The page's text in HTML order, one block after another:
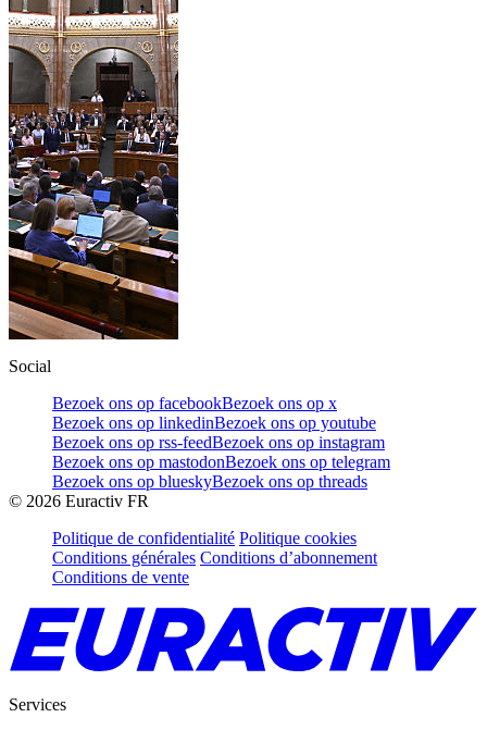
Social
Bezoek ons op facebookBezoek ons op x
Bezoek ons op linkedinBezoek ons op youtube
Bezoek ons op rss-feedBezoek ons op instagram
Bezoek ons op mastodonBezoek ons op telegram
Bezoek ons op blueskyBezoek ons op threads
© 2026 Euractiv FR
Politique de confidentialité Politique cookies
Conditions générales Conditions d’abonnement
Conditions de vente
Services